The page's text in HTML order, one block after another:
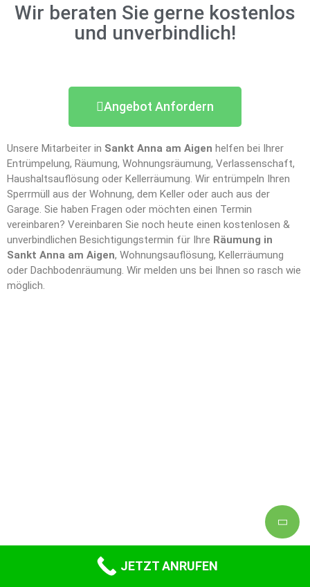
Wir beraten Sie gerne kostenlos
und unverbindlich!
Angebot Anfordern
Unsere Mitarbeiter in Sankt Anna am Aigen helfen bei Ihrer
Entrümpelung, Räumung, Wohnungsräumung, Verlassenschaft,
Haushaltsauflösung oder Kellerräumung. Wir entrümpeln Ihren
Sperrmüll aus der Wohnung, dem Keller oder auch aus der
Garage. Sie haben Fragen oder möchten einen Termin
vereinbaren? Vereinbaren Sie noch heute einen kostenlosen &
unverbindlichen Besichtigungstermin für Ihre Räumung in
Sankt Anna am Aigen, Wohnungsauflösung, Kellerräumung
oder Dachbodenräumung. Wir melden uns bei Ihnen so rasch wie
möglich.
JETZT ANRUFEN